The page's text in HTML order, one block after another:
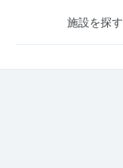
施設を探す